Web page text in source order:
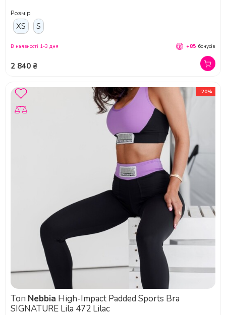
Розмір
XS S
2 840 ₴
В наявності 1-3 дня +85 бонусів
Топ Nebbia High-Impact Padded Sports Bra
SIGNATURE Lila 472 Lilac
-20%